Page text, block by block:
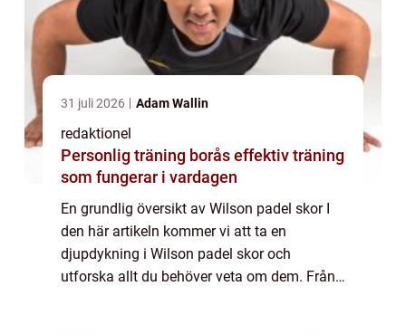
31 juli 2026 Adam Wallin
redaktionel
Personlig träning borås effektiv träning
som fungerar i vardagen
En grundlig översikt av Wilson padel skor I
den här artikeln kommer vi att ta en
djupdykning i Wilson padel skor och
utforska allt du behöver veta om dem. Från